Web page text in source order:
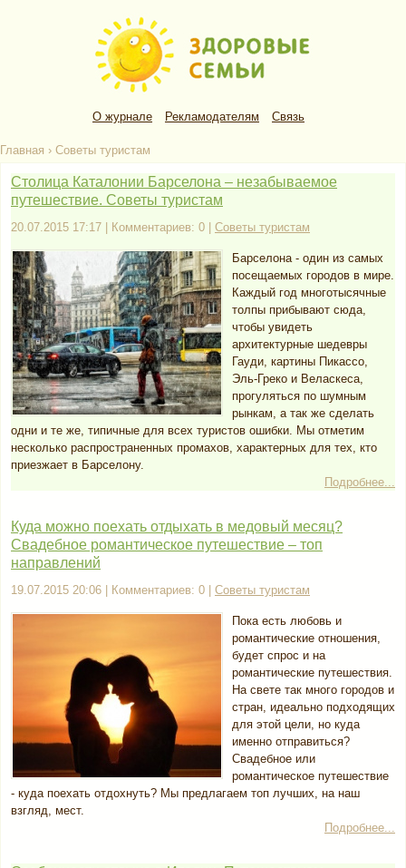
О журнале Рекламодателям Связь
Главная › Советы туристам
Столица Каталонии Барселона – незабываемое
путешествие. Советы туристам
20.07.2015 17:17 | Комментариев: 0 | Советы туристам
Барселона - один из самых
посещаемых городов в мире.
Каждый год многотысячные
толпы прибывают сюда,
чтобы увидеть
архитектурные шедевры
Гауди, картины Пикассо,
Эль-Греко и Веласкеса,
прогуляться по шумным
рынкам, а так же сделать
одни и те же, типичные для всех туристов ошибки. Мы отметим
несколько распространенных промахов, характерных для тех, кто
приезжает в Барселону.
Подробнее...
Куда можно поехать отдыхать в медовый месяц?
Свадебное романтическое путешествие – топ
направлений
19.07.2015 20:06 | Комментариев: 0 | Советы туристам
Пока есть любовь и
романтические отношения,
будет спрос и на
романтические путешествия.
На свете так много городов и
стран, идеально подходящих
для этой цели, но куда
именно отправиться?
Свадебное или
романтическое путешествие
- куда поехать отдохнуть? Мы предлагаем топ лучших, на наш
взгляд, мест.
Подробнее...